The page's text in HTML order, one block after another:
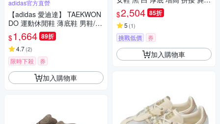
adidas官方直營
【adidas 愛迪達】 TAEKWON
DO 運動休閒鞋 薄底鞋 男鞋/女
鞋 - Originals JQ4774
$1,664 89折
4.7(2)
限時下殺 券
加入購物車
三條線 三葉草 愛迪達 HQ6912
$2,504 85折
5 (1)
挑戰低價 券
加入購物車